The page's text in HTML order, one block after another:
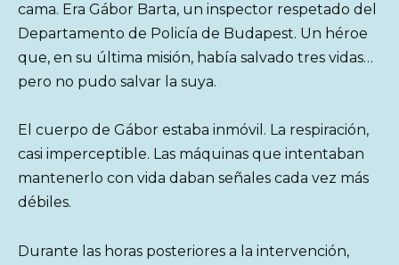
cama. Era Gábor Barta, un inspector respetado del
Departamento de Policía de Budapest. Un héroe
que, en su última misión, había salvado tres vidas…
pero no pudo salvar la suya.
El cuerpo de Gábor estaba inmóvil. La respiración,
casi imperceptible. Las máquinas que intentaban
mantenerlo con vida daban señales cada vez más
débiles.
Durante las horas posteriores a la intervención,